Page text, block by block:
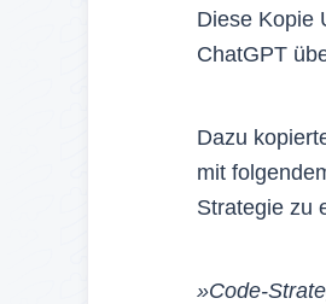
Diese Kopie
ChatGPT
Dazu
mit
Strategie zu
»Code-